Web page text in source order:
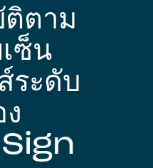
ตาม
ซ็น
ระดับ